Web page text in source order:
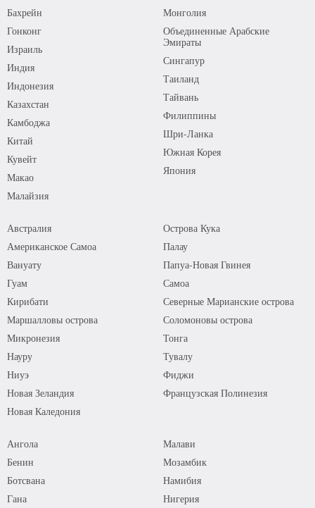
Бахрейн
Гонконг
Израиль
Индия
Индонезия
Казахстан
Камбоджа
Китай
Кувейт
Макао
Малайзия
Монголия
Объединенные Арабские
Эмираты
Сингапур
Таиланд
Тайвань
Филиппины
Шри-Ланка
Южная Корея
Япония
Австралия
Американское Самоа
Вануату
Гуам
Кирибати
Маршалловы острова
Микронезия
Науру
Ниуэ
Новая Зеландия
Новая Каледония
Острова Кука
Палау
Папуа-Новая Гвинея
Самоа
Северные Марианские острова
Соломоновы острова
Тонга
Тувалу
Фиджи
Французская Полинезия
Ангола
Бенин
Ботсвана
Гана
Малави
Мозамбик
Намибия
Нигерия